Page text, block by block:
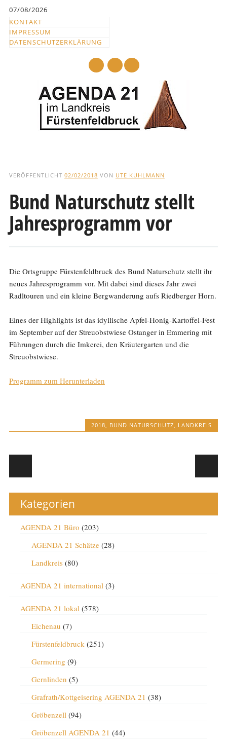
springen
07/08/2026
KONTAKT
IMPRESSUM
DATENSCHUTZERKLÄRUNG
und
Text
VERÖFFENTLICHT 02/02/2018 VON UTE KUHLMANN
Bund Naturschutz stellt
Jahresprogramm vor
Die Ortsgruppe Fürstenfeldbruck des Bund Naturschutz stellt ihr
neues Jahresprogramm vor. Mit dabei sind dieses Jahr zwei
Radltouren und ein kleine Bergwanderung aufs Riedberger Horn.
Eines der Highlights ist das idyllische Apfel-Honig-Kartoffel-Fest
im September auf der Streuobstwiese Ostanger in Emmering mit
Führungen durch die Imkerei, den Kräutergarten und die
Streuobstwiese.
Programm zum Herunterladen
2018, BUND NATURSCHUTZ, LANDKREIS
Post navigation
Kategorien
AGENDA 21 Büro (203)
AGENDA 21 Schätze(28)
Landkreis(80)
AGENDA 21 international(3)
AGENDA 21 lokal(578)
Eichenau (7)
Fürstenfeldbruck(251)
Germering (9)
Gernlinden (5)
Grafrath/Kottgeisering AGENDA 21 (38)
Gröbenzell(94)
Gröbenzell AGENDA 21 (44)